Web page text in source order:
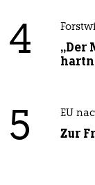
4
„Der
5 EU
Zur